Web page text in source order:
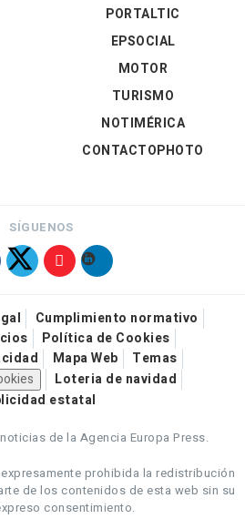
PORTALTIC
EPSOCIAL
MOTOR
TURISMO
NOTIMÉRICA
CONTACTOPHOTO
SÍGUENOS
Cumplimiento normativo
Política de Cookies
Mapa Web
Temas
Loteria de navidad
estatal
de la Agencia Europa Press.
prohibida la redistribución
de los contenidos de esta web sin su
consentimiento.